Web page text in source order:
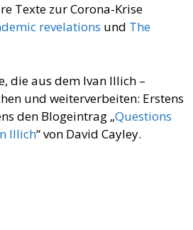
Texte zur Corona-Krise
revelations und The
die aus dem Ivan Illich –
und weiterverbeiten: Erstens
den Blogeintrag „Questions
Illich“ von David Cayley.